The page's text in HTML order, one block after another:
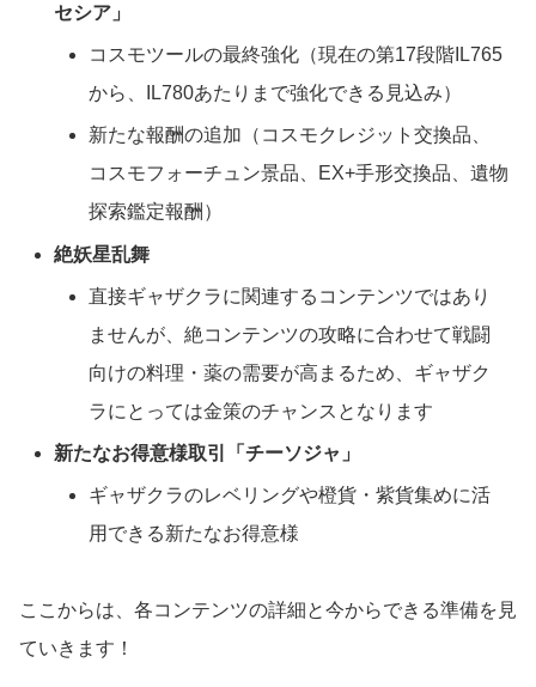
セシア」
コスモツールの最終強化（現在の第17段階IL765
から、IL780あたりまで強化できる見込み）
新たな報酬の追加（コスモクレジット交換品、
コスモフォーチュン景品、EX+手形交換品、遺物
探索鑑定報酬）
絶妖星乱舞
直接ギャザクラに関連するコンテンツではあり
ませんが、絶コンテンツの攻略に合わせて戦闘
向けの料理・薬の需要が高まるため、ギャザク
ラにとっては金策のチャンスとなります
新たなお得意様取引「チーソジャ」
ギャザクラのレベリングや橙貨・紫貨集めに活
用できる新たなお得意様
ここからは、各コンテンツの詳細と今からできる準備を見
ていきます！